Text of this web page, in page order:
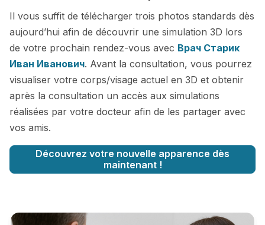
Il vous suffit de télécharger trois photos standards dès
aujourd’hui afin de découvrir une simulation 3D lors
de votre prochain rendez-vous avec Врач Старик
Иван Иванович. Avant la consultation, vous pourrez
visualiser votre corps/visage actuel en 3D et obtenir
après la consultation un accès aux simulations
réalisées par votre docteur afin de les partager avec
vos amis.
Découvrez votre nouvelle apparence dès
maintenant !